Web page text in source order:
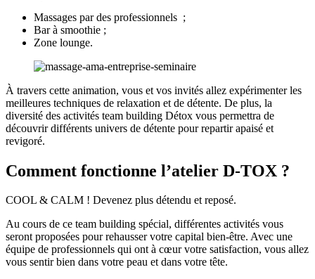
Massages par des professionnels ;
Bar à smoothie ;
Zone lounge.
À travers cette animation, vous et vos invités allez expérimenter les
meilleures techniques de relaxation et de détente. De plus, la
diversité des activités team building Détox vous permettra de
découvrir différents univers de détente pour repartir apaisé et
revigoré.
Comment fonctionne l’atelier D-TOX ?
COOL & CALM ! Devenez plus détendu et reposé.
Au cours de ce team building spécial, différentes activités vous
seront proposées pour rehausser votre capital bien-être. Avec une
équipe de professionnels qui ont à cœur votre satisfaction, vous allez
vous sentir bien dans votre peau et dans votre tête.